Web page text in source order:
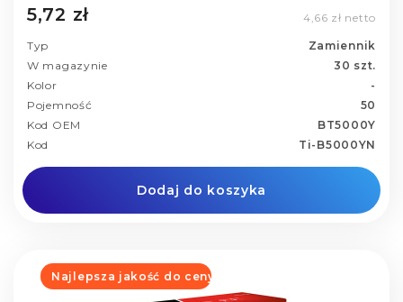
5,72 zł 4,66 zł netto
Typ
Zamiennik
W magazynie
30 szt.
Kolor
-
Pojemność
50
Kod OEM
BT5000Y
Kod
Ti-B5000YN
Dodaj do koszyka
Najlepsza jakość do ceny